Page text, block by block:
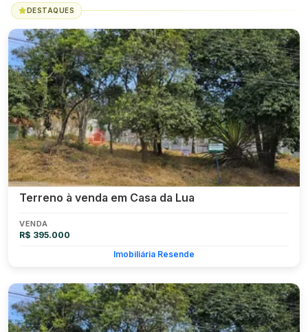
DESTAQUES
Terreno à venda em Casa da Lua
VENDA
R$ 395.000
Imobiliária Resende